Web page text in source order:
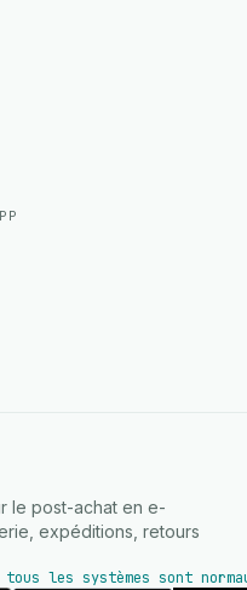
le post-achat en e-
expéditions, retours
tous les systèmes sont